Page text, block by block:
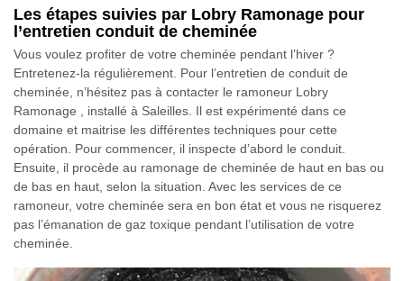
Les étapes suivies par Lobry Ramonage pour
l’entretien conduit de cheminée
Vous voulez profiter de votre cheminée pendant l’hiver ?
Entretenez-la régulièrement. Pour l’entretien de conduit de
cheminée, n’hésitez pas à contacter le ramoneur Lobry
Ramonage , installé à Saleilles. Il est expérimenté dans ce
domaine et maitrise les différentes techniques pour cette
opération. Pour commencer, il inspecte d’abord le conduit.
Ensuite, il procède au ramonage de cheminée de haut en bas ou
de bas en haut, selon la situation. Avec les services de ce
ramoneur, votre cheminée sera en bon état et vous ne risquerez
pas l’émanation de gaz toxique pendant l’utilisation de votre
cheminée.